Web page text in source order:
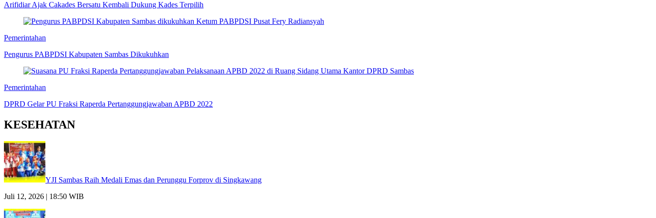
Arifidiar Ajak Cakades Bersatu Kembali Dukung Kades Terpilih
Pemerintahan
Pengurus PABPDSI Kabupaten Sambas Dikukuhkan
Pemerintahan
DPRD Gelar PU Fraksi Raperda Pertanggungjawaban APBD 2022
KESEHATAN
YJI Sambas Raih Medali Emas dan Perunggu Forprov di Singkawang
Juli 12, 2026 | 18:50 WIB